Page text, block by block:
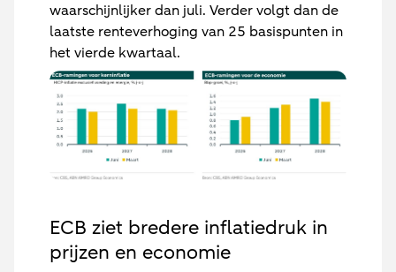
waarschijnlijker dan juli. Verder volgt dan de
laatste renteverhoging van 25 basispunten in
het vierde kwartaal.
ECB ziet bredere inflatiedruk in
prijzen en economie